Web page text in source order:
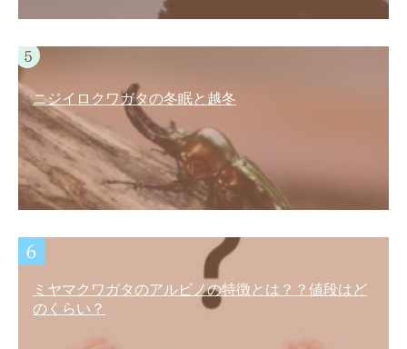
ニジイロクワガタの冬眠と越冬
ミヤマクワガタのアルビノの特徴とは？？値段はど
のくらい？